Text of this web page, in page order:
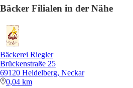
Bäcker Filialen in der Nähe
Bäckerei Riegler
Brückenstraße 25
69120 Heidelberg, Neckar
0,04 km